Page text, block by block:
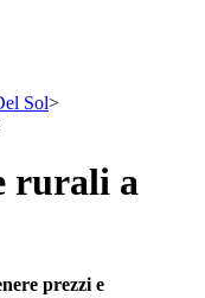
Sol>
rurali a
prezzi e